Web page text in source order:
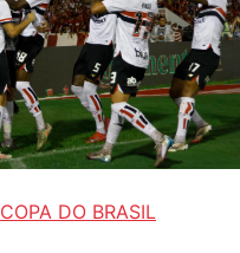
COPA DO BRASIL